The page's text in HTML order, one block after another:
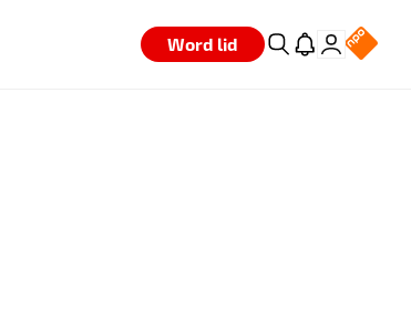
Word lid